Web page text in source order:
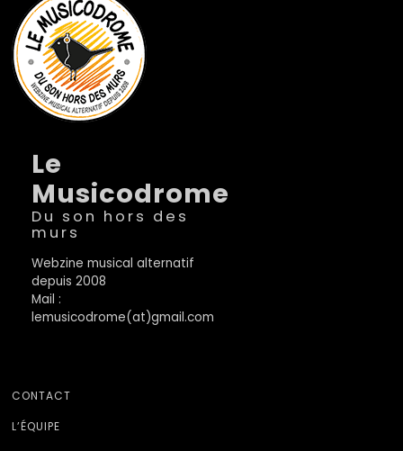
Le
Musicodrome
Du son hors des
murs
Webzine musical alternatif
depuis 2008
Mail :
lemusicodrome(at)gmail.com
CONTACT
L’ÉQUIPE